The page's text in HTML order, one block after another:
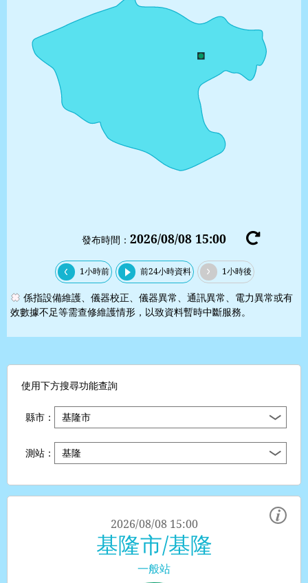
發布時間： 2026/08/08 15:00
重
1小時前 前24小時資料 1小時後
係指設備維護、儀器校正、儀器異常、通訊異常、電力異常或有
效數據不足等需查修維護情形，以致資料暫時中斷服務。
使用下方搜尋功能查詢
縣市：
測站：
2026/08/08 15:00
基隆市/基隆
一般站